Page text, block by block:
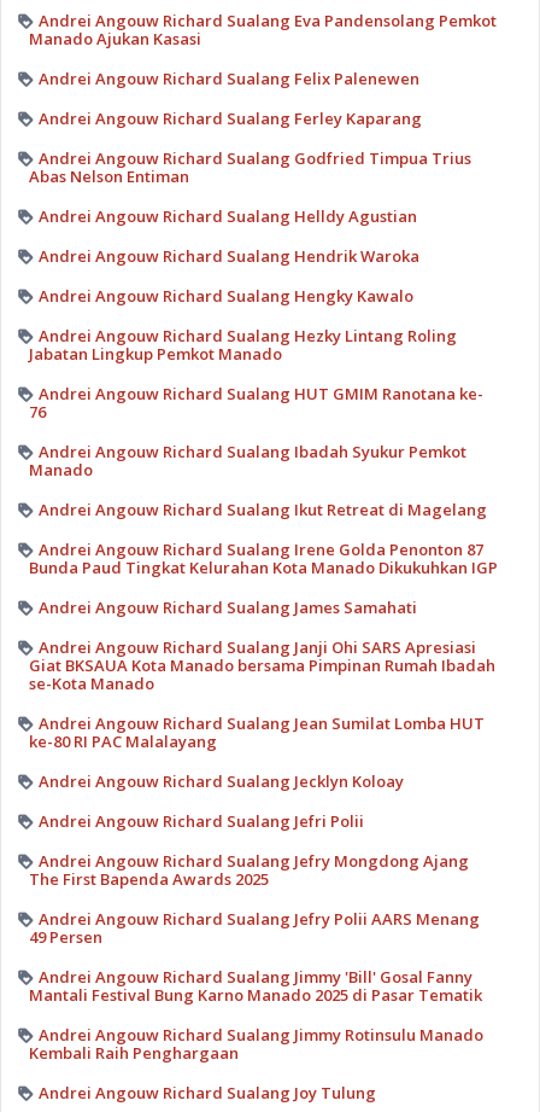
Andrei Angouw Richard Sualang Eva Pandensolang Pemkot
Manado Ajukan Kasasi
Andrei Angouw Richard Sualang Felix Palenewen
Andrei Angouw Richard Sualang Ferley Kaparang
Andrei Angouw Richard Sualang Godfried Timpua Trius
Abas Nelson Entiman
Andrei Angouw Richard Sualang Helldy Agustian
Andrei Angouw Richard Sualang Hendrik Waroka
Andrei Angouw Richard Sualang Hengky Kawalo
Andrei Angouw Richard Sualang Hezky Lintang Roling
Jabatan Lingkup Pemkot Manado
Andrei Angouw Richard Sualang HUT GMIM Ranotana ke-
76
Andrei Angouw Richard Sualang Ibadah Syukur Pemkot
Manado
Andrei Angouw Richard Sualang Ikut Retreat di Magelang
Andrei Angouw Richard Sualang Irene Golda Penonton 87
Bunda Paud Tingkat Kelurahan Kota Manado Dikukuhkan IGP
Andrei Angouw Richard Sualang James Samahati
Andrei Angouw Richard Sualang Janji Ohi SARS Apresiasi
Giat BKSAUA Kota Manado bersama Pimpinan Rumah Ibadah
se-Kota Manado
Andrei Angouw Richard Sualang Jean Sumilat Lomba HUT
ke-80 RI PAC Malalayang
Andrei Angouw Richard Sualang Jecklyn Koloay
Andrei Angouw Richard Sualang Jefri Polii
Andrei Angouw Richard Sualang Jefry Mongdong Ajang
The First Bapenda Awards 2025
Andrei Angouw Richard Sualang Jefry Polii AARS Menang
49 Persen
Andrei Angouw Richard Sualang Jimmy 'Bill' Gosal Fanny
Mantali Festival Bung Karno Manado 2025 di Pasar Tematik
Andrei Angouw Richard Sualang Jimmy Rotinsulu Manado
Kembali Raih Penghargaan
Andrei Angouw Richard Sualang Joy Tulung